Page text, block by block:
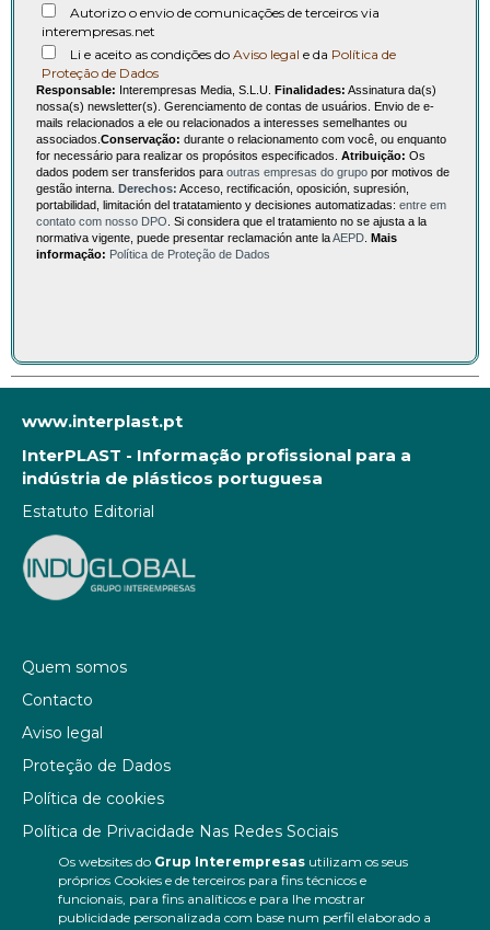
Os websites do Grup Interempresasutilizam os seus
próprios Cookies e de terceiros para fins técnicos e
funcionais, para fins analíticos e para lhe mostrar
publicidade personalizada com base num perfil elaborado a
Autorizo o envio de comunicações de terceiros via
interempresas.net
Li e aceito as condições do Aviso legal e da Política de
Proteção de Dados
Responsable: Interempresas Media, S.L.U. Finalidades: Assinatura da(s)
nossa(s) newsletter(s). Gerenciamento de contas de usuários. Envio de e-
mails relacionados a ele ou relacionados a interesses semelhantes ou
associados. Conservação: durante o relacionamento com você, ou enquanto
for necessário para realizar os propósitos especificados. Atribuição: Os
dados podem ser transferidos para outras empresas do grupo por motivos de
gestão interna.
Derechos: Acceso, rectificación, oposición, supresión,
portabilidad, limitación del tratatamiento y decisiones automatizadas: entre em
contato com nosso DPO . Si considera que el tratamiento no se ajusta a la
normativa vigente, puede presentar reclamación ante laAEPD
Mais
informação: Política de Proteção de Dados
www.interplast.pt
InterPLAST - Informação profissional para a
indústria de plásticos portuguesa
Estatuto Editorial
Quem somos
Contacto
Aviso legal
Proteção de Dados
Política de cookies
Política de Privacidade Nas Redes Sociais
Canal de denúncias
Colaborações editoriais